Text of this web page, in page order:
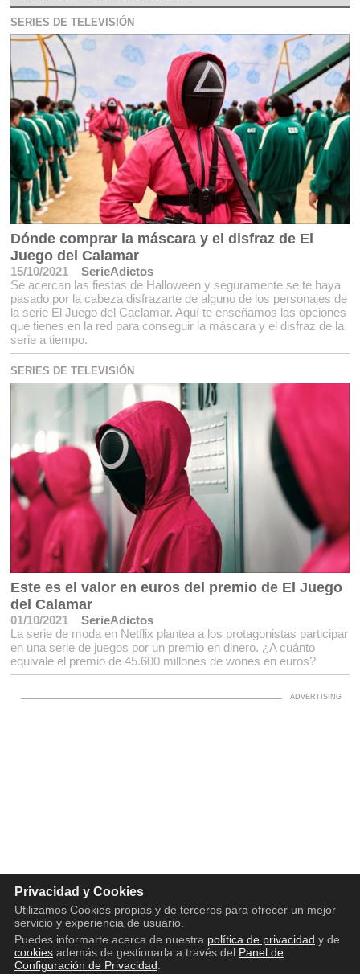
SERIES DE TELEVISIÓN
Dónde comprar la máscara y el disfraz de El
Juego del Calamar
15/10/2021
SerieAdictos
Se acercan las fiestas de Halloween y seguramente se te haya
pasado por la cabeza disfrazarte de alguno de los personajes de
la serie El Juego del Caclamar. Aquí te enseñamos las opciones
que tienes en la red para conseguir la máscara y el disfraz de la
serie a tiempo.
SERIES DE TELEVISIÓN
Este es el valor en euros del premio de El Juego
del Calamar
01/10/2021
SerieAdictos
La serie de moda en Netflix plantea a los protagonistas participar
en una serie de juegos por un premio en dinero. ¿A cuánto
equivale el premio de 45.600 millones de wones en euros?
Privacidad y Cookies
Utilizamos Cookies propias y de terceros para ofrecer un mejor
servicio y experiencia de usuario.
Puedes informarte acerca de nuestra política de privacidad y de
cookiesademás de gestionarla a través del Panel de
Configuración de Privacidad